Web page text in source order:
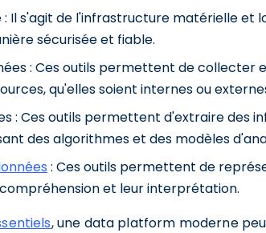
Il s'agit de l'infrastructure matérielle et
sécurisée et fiable.
: Ces outils permettent de collecter
qu'elles soient internes ou
: Ces outils permettent d'extraire des
des algorithmes et des modèles
: Ces outils permettent de
et leur interprétation.
, une data platform moderne